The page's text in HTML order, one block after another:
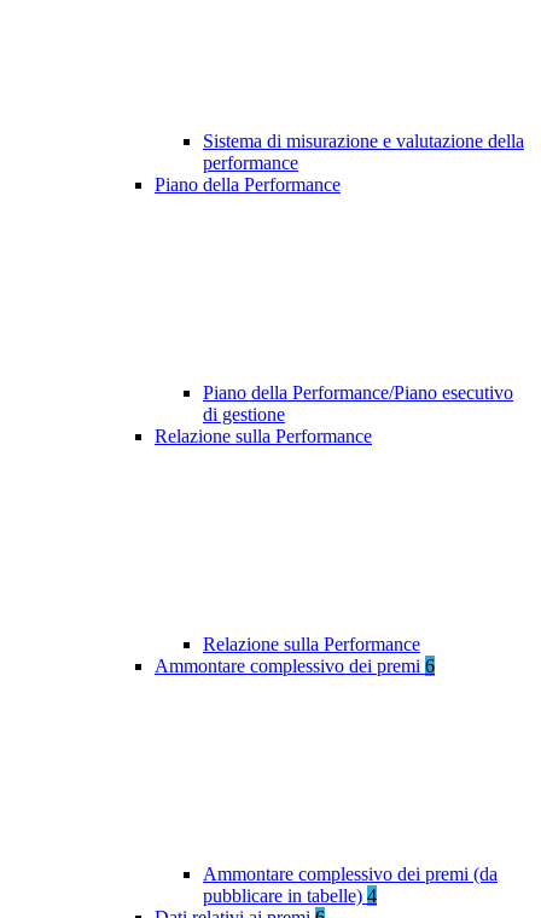
Sistema di misurazione e valutazione della
performance
Piano della Performance
Piano della Performance/Piano esecutivo
di gestione
Relazione sulla Performance
Relazione sulla Performance
Ammontare complessivo dei premi 6
Ammontare complessivo dei premi (da
pubblicare in tabelle) 4